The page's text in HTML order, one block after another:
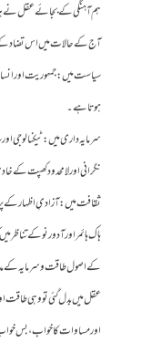
ہم آہنگی کے بجائے عقل نے ہر
آج کے حالات میں اس تضاد
سیاست میں: جمہوریت اور
ہوتا ہے۔
سرمایہ داری میں: ٹیکنالوجی
نگرانی اور لامحدود کھپت کے
ثقافت میں: آزادیِ اظہار کے
ہاک ہائمر اور آدورنو کے تناظر
کے اصول طاقت و سرمایہ کے
عقل میں بدل گئی تو وہی طاقت
اور مساوات کا خواب، بس